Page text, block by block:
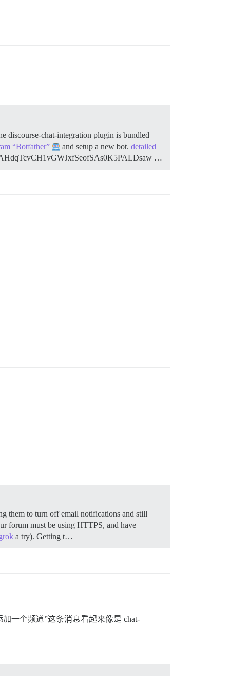
discourse-chat-integration plugin is bundled
“Botfather”
and setup a new bot. detailed
…
them to turn off email notifications and still
forum must be using HTTPS, and have
a try). Getting t…
一个频道”这条消息看起来像是 chat-